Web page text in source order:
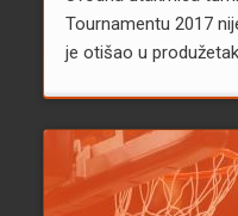
Tournamentu 2017
je otišao u